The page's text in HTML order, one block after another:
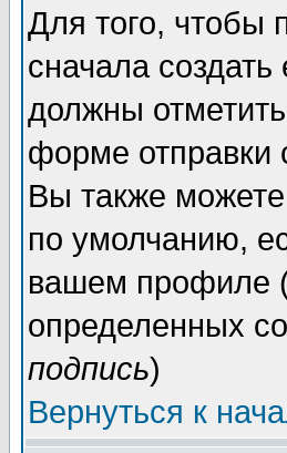
Для того, чтобы
сначала
должны
форме отправки
Вы также
по умолчанию,
вашем профиле
определенных
подпись)
Вернуться к